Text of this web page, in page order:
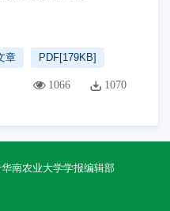
章 PDF[179KB]
1066 1070
南农业大学学报编辑部